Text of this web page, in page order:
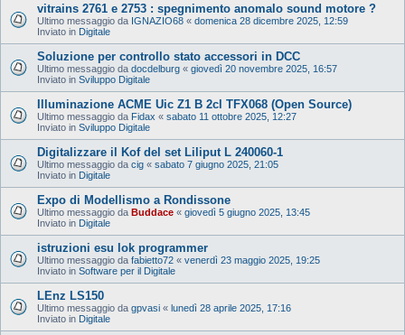
vitrains 2761 e 2753 : spegnimento anomalo sound motore ?
Ultimo messaggio da IGNAZIO68 « domenica 28 dicembre 2025, 12:59
Inviato in Digitale
Soluzione per controllo stato accessori in DCC
Ultimo messaggio da docdelburg « giovedì 20 novembre 2025, 16:57
Inviato in Sviluppo Digitale
Illuminazione ACME Uic Z1 B 2cl TFX068 (Open Source)
Ultimo messaggio da Fidax « sabato 11 ottobre 2025, 12:27
Inviato in Sviluppo Digitale
Digitalizzare il Kof del set Liliput L 240060-1
Ultimo messaggio da cig « sabato 7 giugno 2025, 21:05
Inviato in Digitale
Expo di Modellismo a Rondissone
Ultimo messaggio da Buddace « giovedì 5 giugno 2025, 13:45
Inviato in Digitale
istruzioni esu lok programmer
Ultimo messaggio da fabietto72 « venerdì 23 maggio 2025, 19:25
Inviato in Software per il Digitale
LEnz LS150
Ultimo messaggio da gpvasi « lunedì 28 aprile 2025, 17:16
Inviato in Digitale